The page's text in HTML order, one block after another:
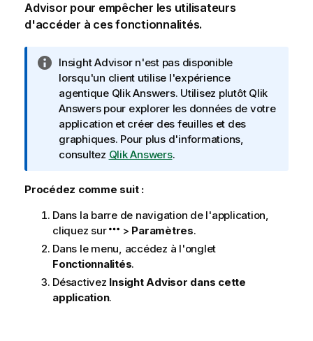
Advisor pour empêcher les utilisateurs
d'accéder à ces fonctionnalités.
N
o
t
e
I
n
f
r
a
t
i
o
n
s
Insight Advisorn'est pas disponible
lorsqu'un client utilise l'expérience
agentique Qlik Answers. Utilisez plutôt Qlik
Answerspour explorer les données de votre
application et créer des feuilles et des
graphiques. Pour plus d'informations,
consultez Qlik Answers.
Procédez comme suit :
Dans la barre de navigation de l'application,
cliquez sur
> Paramètres.
Dans le menu, accédez à l'onglet
Fonctionnalités.
Désactivez Insight Advisor dans cette
application.